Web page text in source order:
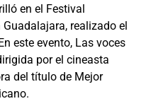
en el Festival
realizado el
este evento, Las voces
por el cineasta
del título de Mejor